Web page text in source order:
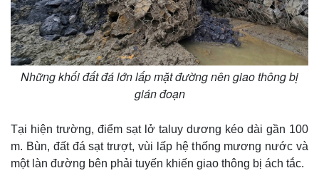
Những khối đất đá lớn lấp mặt đường nên giao thông bị
gián đoạn
Tại hiện trường, điểm sạt lở taluy dương kéo dài gần 100
m. Bùn, đất đá sạt trượt, vùi lấp hệ thống mương nước và
một làn đường bên phải tuyến khiến giao thông bị ách tắc.